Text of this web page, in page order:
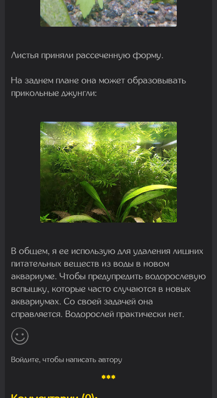
Листья приняли рассеченную форму.
На заднем плане она может образовывать
прикольные джунгли:
В общем, я ее использую для удаления лишних
питательных веществ из воды в новом
аквариуме. Чтобы предупредить водорослевую
вспышку, которые часто случаются в новых
аквариумах. Со своей задачей она
справляется. Водорослей практически нет.
Войдите, чтобы написать автору
***